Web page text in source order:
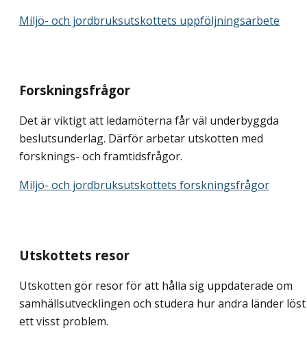
Miljö- och jordbruksutskottets uppföljningsarbete
Forskningsfrågor
Det är viktigt att ledamöterna får väl underbyggda
beslutsunderlag. Därför arbetar utskotten med
forsknings- och framtidsfrågor.
Miljö- och jordbruksutskottets forskningsfrågor
Utskottets resor
Utskotten gör resor för att hålla sig uppdaterade om
samhällsutvecklingen och studera hur andra länder löst
ett visst problem.